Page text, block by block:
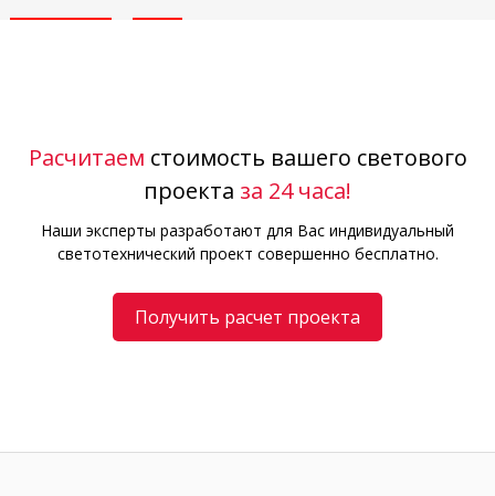
Расчитаем стоимость вашего светового
проекта за 24 часа!
Наши эксперты разработают для Вас индивидуальный
светотехнический проект совершенно бесплатно.
Получить расчет проекта